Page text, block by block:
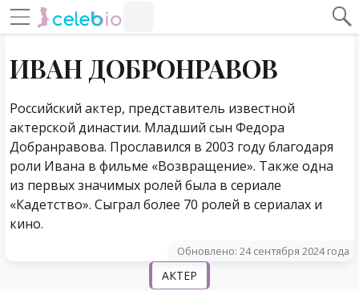
Навигация по сайту
ИВАН ДОБРОНРАВОВ
Российский актер, представитель известной
актерской династии. Младший сын Федора
Добранравова. Прославился в 2003 году благодаря
роли Ивана в фильме «Возвращение». Также одна
из первых значимых ролей была в сериале
«Кадетство». Сыграл более 70 ролей в сериалах и
кино.
Обновлено: 24 сентября 2024 года
АКТЕР